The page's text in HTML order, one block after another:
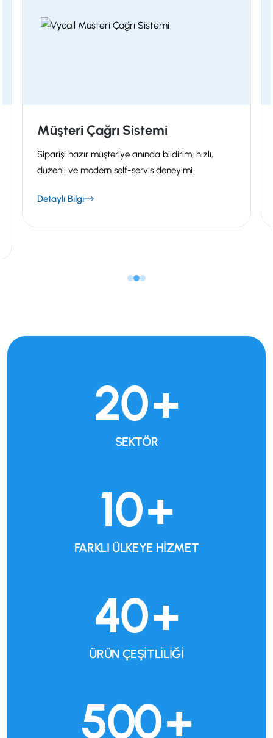
Elektronik Raf Etiket Sistemleri
Market, eczane ve depoda saniyeler içinde fiyat
güncelleme ve dinamik bilgi ekranları.
Detaylı Bilgi
20+
SEKTÖR
10+
FARKLI ÜLKEYE HİZMET
40+
ÜRÜN ÇEŞİTLİLİĞİ
500+